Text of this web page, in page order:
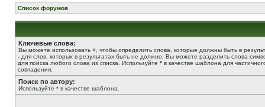
Список форумов
Ключевые слова:
Вы можете использовать + , чтобы определить слова, которые должны быть в
- для слов, которых в результатах быть не должно. Вы можете разделить слова
для поиска любого слова из списка. Используйте * в качестве шаблона для
совпадения.
Поиск по автору:
Используйте * в качестве шаблона.